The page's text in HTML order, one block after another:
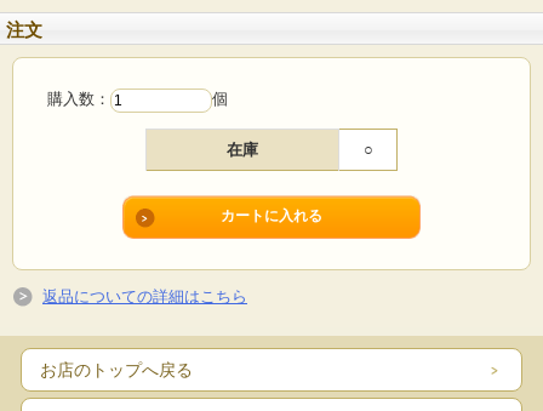
注文
購入数： 個
在庫 ○
返品についての詳細はこちら
お店のトップへ戻る